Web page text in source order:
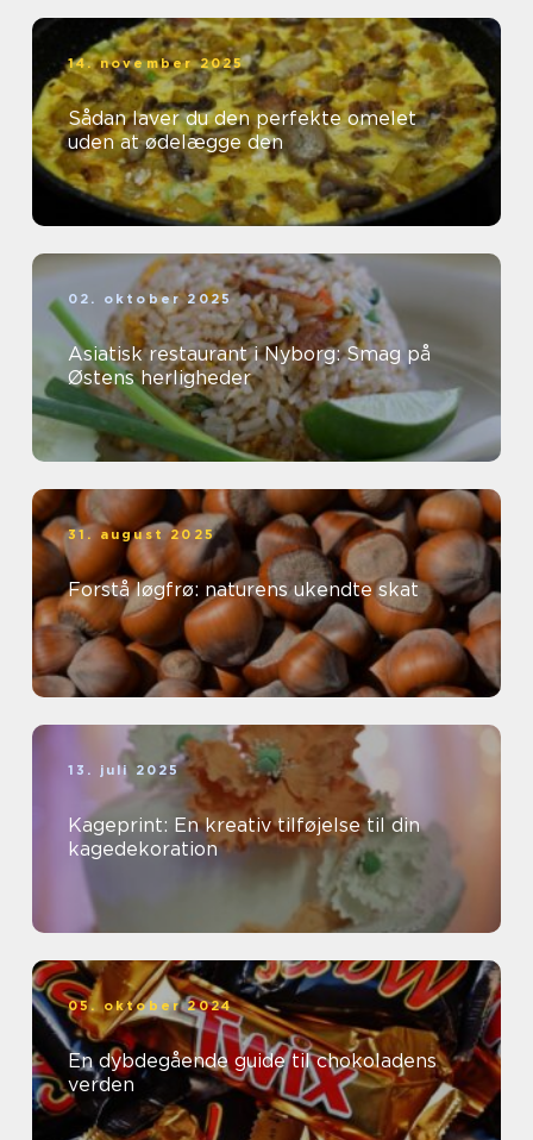
14. november 2025
Sådan laver du den perfekte omelet
uden at ødelægge den
02. oktober 2025
Asiatisk restaurant i Nyborg: Smag på
Østens herligheder
31. august 2025
Forstå løgfrø: naturens ukendte skat
13. juli 2025
Kageprint: En kreativ tilføjelse til din
kagedekoration
05. oktober 2024
En dybdegående guide til chokoladens
verden